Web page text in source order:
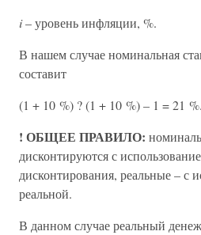
i– уровень инфляции, %.
В нашем случае номинальная
составит
(1 + 10 %) ? (1 + 10 %) – 1 = 21 %.
! ОБЩЕЕ ПРАВИЛО:
дисконтируются с
дисконтирования, реальные – с
реальной.
В данном случае реальный